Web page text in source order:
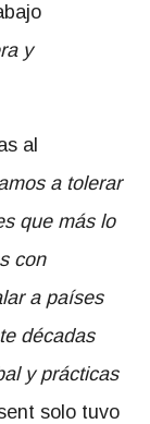
y
al
a tolerar
que más lo
con
a países
décadas
y prácticas
solo tuvo